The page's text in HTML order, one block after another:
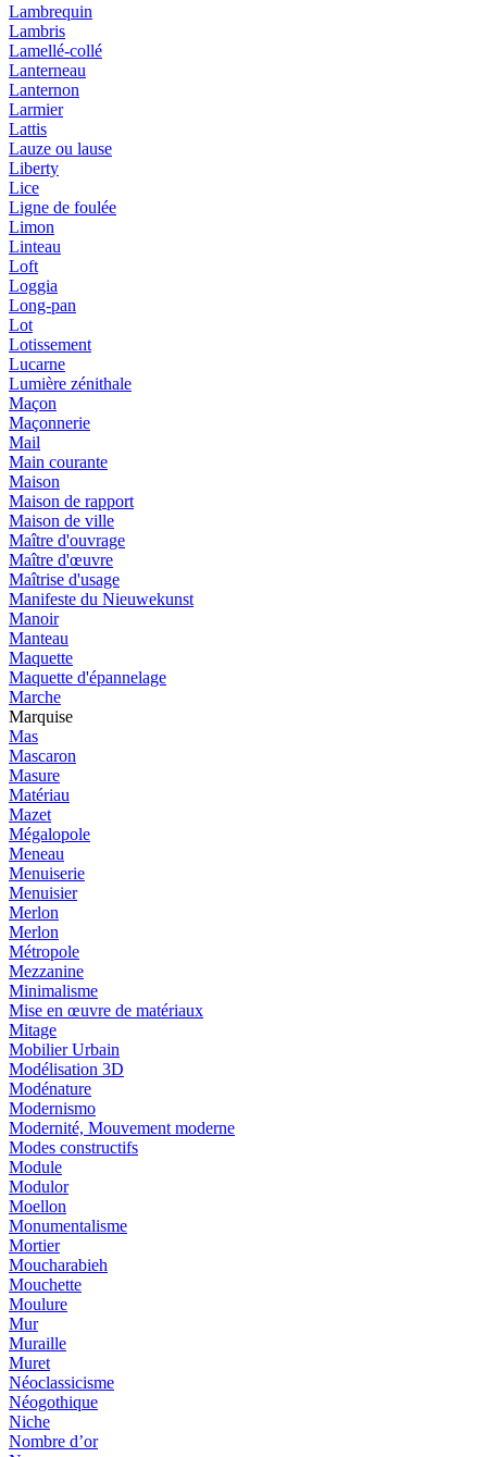
Lambrequin
Lambris
Lamellé-collé
Lanterneau
Lanternon
Larmier
Lattis
Lauze ou lause
Liberty
Lice
Ligne de foulée
Limon
Linteau
Loft
Loggia
Long-pan
Lot
Lotissement
Lucarne
Lumière zénithale
Maçon
Maçonnerie
Mail
Main courante
Maison
Maison de rapport
Maison de ville
Maître d'ouvrage
Maître d'œuvre
Maîtrise d'usage
Manifeste du Nieuwekunst
Manoir
Manteau
Maquette
Maquette d'épannelage
Marche
Marquise
Mas
Mascaron
Masure
Matériau
Mazet
Mégalopole
Meneau
Menuiserie
Menuisier
Merlon
Merlon
Métropole
Mezzanine
Minimalisme
Mise en œuvre de matériaux
Mitage
Mobilier Urbain
Modélisation 3D
Modénature
Modernismo
Modernité, Mouvement moderne
Modes constructifs
Module
Modulor
Moellon
Monumentalisme
Mortier
Moucharabieh
Mouchette
Moulure
Mur
Muraille
Muret
Néoclassicisme
Néogothique
Niche
Nombre d’or